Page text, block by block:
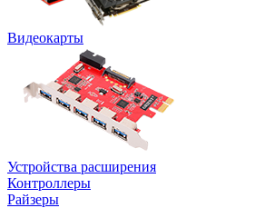
Видеокарты
Устройства расширения
Контроллеры
Райзеры